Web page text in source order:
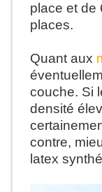
place et de
places.
Quant aux
couche. Si
densité
contre,
latex